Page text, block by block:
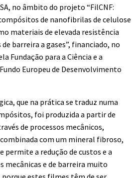
no âmbito do projeto “FilCNF:
de nanofibrilas de celulose
materiais de elevada resistência
barreira a gases”, financiado, no
Fundação para a Ciência e a
Europeu de Desenvolvimento
que na prática se traduz numa
foi produzida a partir de
de processos mecânicos,
com um mineral fibroso,
permite a redução de custos e a
mecânicas e de barreira muito